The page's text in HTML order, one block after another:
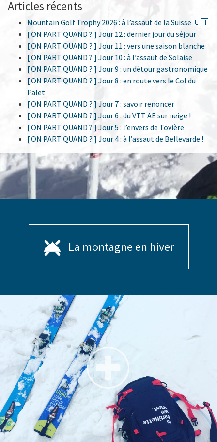
Articles récents
Mountain Golf Trophy 2026 : à l’assaut de la Suisse 🇨🇭
[ ON PART QUAND ? ] Jour 12 : dernier jour du séjour
[ ON PART QUAND ? ] Jour 11 : vers une saison blanche
[ ON PART QUAND ? ] Jour 10 : à l’assaut de Solaise
[ ON PART QUAND ? ] Jour 9 : un détour gastronomique
[ ON PART QUAND ? ] Jour 8 : en route vers le Col du
Palet
[ ON PART QUAND ? ] Jour 7 : savoir renoncer
[ ON PART QUAND ? ] Jour 6 : du VTT AE sur neige !
[ ON PART QUAND ? ] Jour 5 : l’envers de Tovière
[ ON PART QUAND ? ] Jour 4 : à l’assaut de Bellevarde !
La montagne en hiver